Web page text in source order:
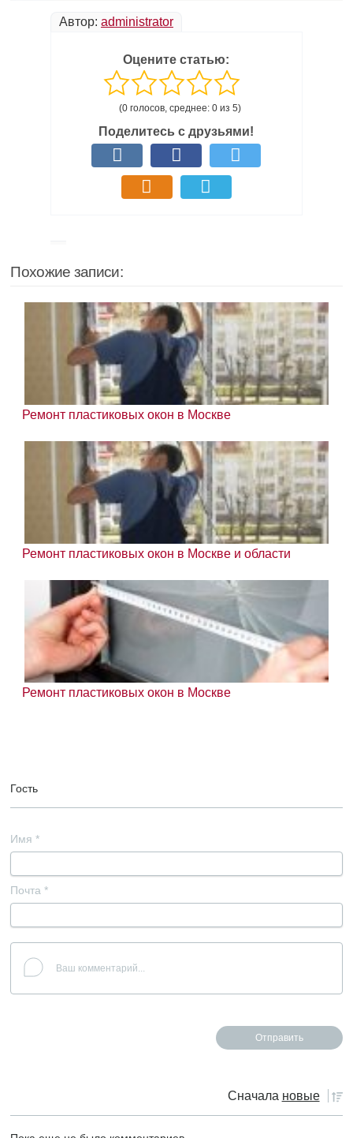
Автор: administrator
Оцените статью:
(0 голосов, среднее: 0 из 5)
Поделитесь с друзьями!
Похожие записи:
Ремонт пластиковых окон в Москве
Ремонт пластиковых окон в Москве и области
Ремонт пластиковых окон в Москве
Гость
Имя *
Почта *
Сначала новые